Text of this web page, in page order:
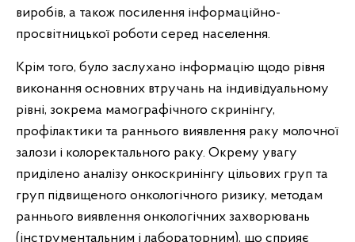
виробів, а також посилення інформаційно-
просвітницької роботи серед населення.
Крім того, було заслухано інформацію щодо рівня
виконання основних втручань на індивідуальному
рівні, зокрема мамографічного скринінгу,
профілактики та раннього виявлення раку молочної
залози і колоректального раку. Окрему увагу
приділено аналізу онкоскринінгу цільових груп та
груп підвищеного онкологічного ризику, методам
раннього виявлення онкологічних захворювань
(інструментальним і лабораторним), що сприяє